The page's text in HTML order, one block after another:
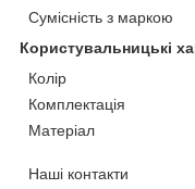
Сумісність з маркою
Користувальницькі
Колір
Комплектація
Матеріал
Наші контакти